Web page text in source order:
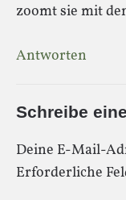
zoomt sie mit
Antworten
Schreibe
Deine E-Mail-
Erforderliche